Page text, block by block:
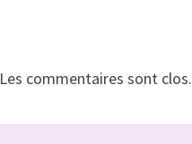
Les commentaires sont clos.